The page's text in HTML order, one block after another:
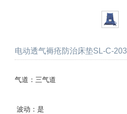
电动透气褥疮防治床垫SL-C-203
气道：三气道
波动：是